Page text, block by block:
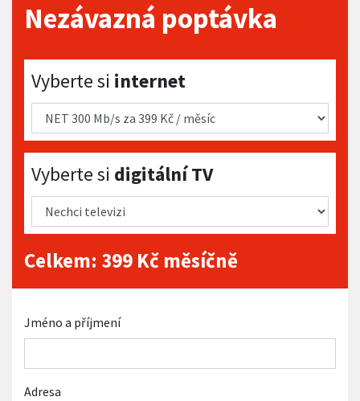
Nezávazná poptávka
Vyberte si internet
Vyberte si internet
Vyberte si digitální TV
Vyberte si digitální TV
Celkem: 399 Kč měsíčně
Jméno a příjmení
Adresa